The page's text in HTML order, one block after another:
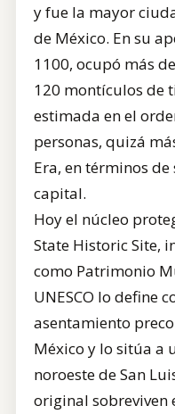
y fue la mayor
de México. En su
1100, ocupó más
120 montículos de
estimada en el
personas, quizá
Era, en términos
capital.
Hoy el núcleo
State Historic Site,
como Patrimonio
UNESCO lo define
asentamiento
México y lo sitúa a
noroeste de San
original sobreviven